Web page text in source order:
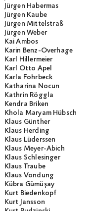
Jürgen Habermas
Jürgen Kaube
Jürgen Mittelstraß
Jürgen Weber
Kai Ambos
Karin Benz-Overhage
Karl Hillermeier
Karl Otto Apel
Karla Fohrbeck
Katharina Nocun
Kathrin Röggla
Kendra Briken
Khola Maryam Hübsch
Klaus Günther
Klaus Herding
Klaus Lüderssen
Klaus Meyer-Abich
Klaus Schlesinger
Klaus Traube
Klaus Vondung
Kübra Gümüşay
Kurt Biedenkopf
Kurt Jansson